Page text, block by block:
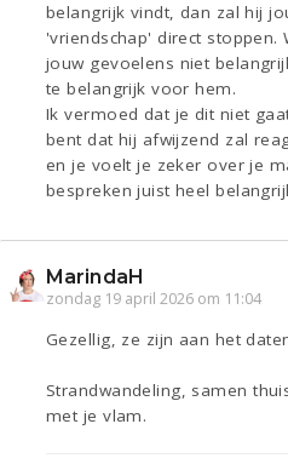
belangrijk vindt, dan zal hij
'vriendschap' direct stoppen.
jouw gevoelens niet
te belangrijk voor hem.
Ik vermoed dat je dit niet
bent dat hij afwijzend zal
en je voelt je zeker over je
bespreken juist heel
MarindaH
zondag 19 april 2026 om 11:04
Gezellig, ze zijn aan het
Strandwandeling, samen
met je vlam.